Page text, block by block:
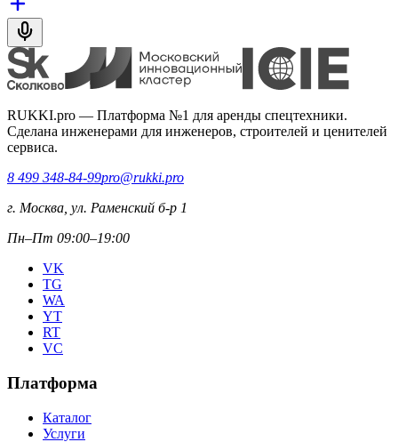
RUKKI.pro — Платформа №1 для аренды спецтехники.
Сделана инженерами для инженеров, строителей и ценителей
сервиса.
8 499 348-84-99pro@rukki.pro
г. Москва, ул. Раменский б-р 1
Пн–Пт 09:00–19:00
VK
TG
WA
YT
RT
VC
Платформа
Каталог
Услуги